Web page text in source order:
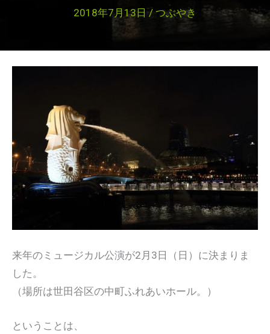
2018年7月13日/ つぶやき
来年のミュージカル公演が2月3日（日）に決まりま
した。
（場所は世田谷区の中町ふれあいホール。）
ということは、